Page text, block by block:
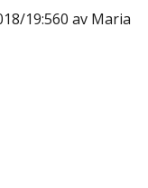
19:560 av Maria